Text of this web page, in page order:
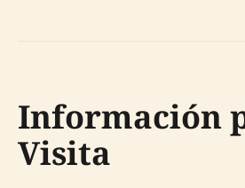
Información
Visita